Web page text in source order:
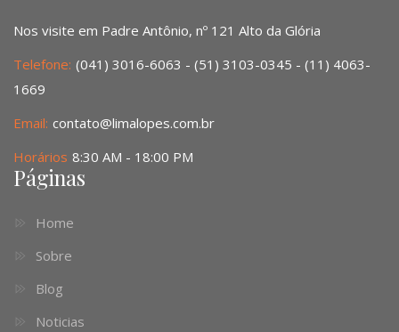
Nos visite em Padre Antônio, nº 121 Alto da Glória
Telefone: (041) 3016-6063 - (51) 3103-0345 - (11) 4063-
1669
Email: contato@limalopes.com.br
Horários 8:30 AM - 18:00 PM
Páginas
Home
Sobre
Blog
Noticias